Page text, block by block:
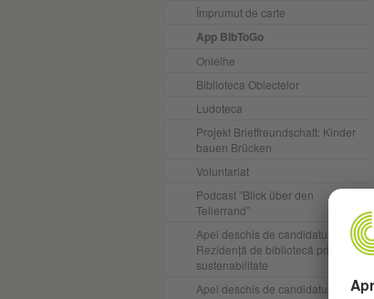
Împrumut de carte
App BibToGo
Onleihe
Biblioteca Obiectelor
Ludoteca
Projekt Brieffreundschaft: Kinder
bauen Brücken
Voluntariat
Podcast ”Blick über den
Tellerrand”
Apel deschis de candidaturi:
Rezidență de bibliotecă privind
sustenabilitate
Apel deschis de candidaturi: